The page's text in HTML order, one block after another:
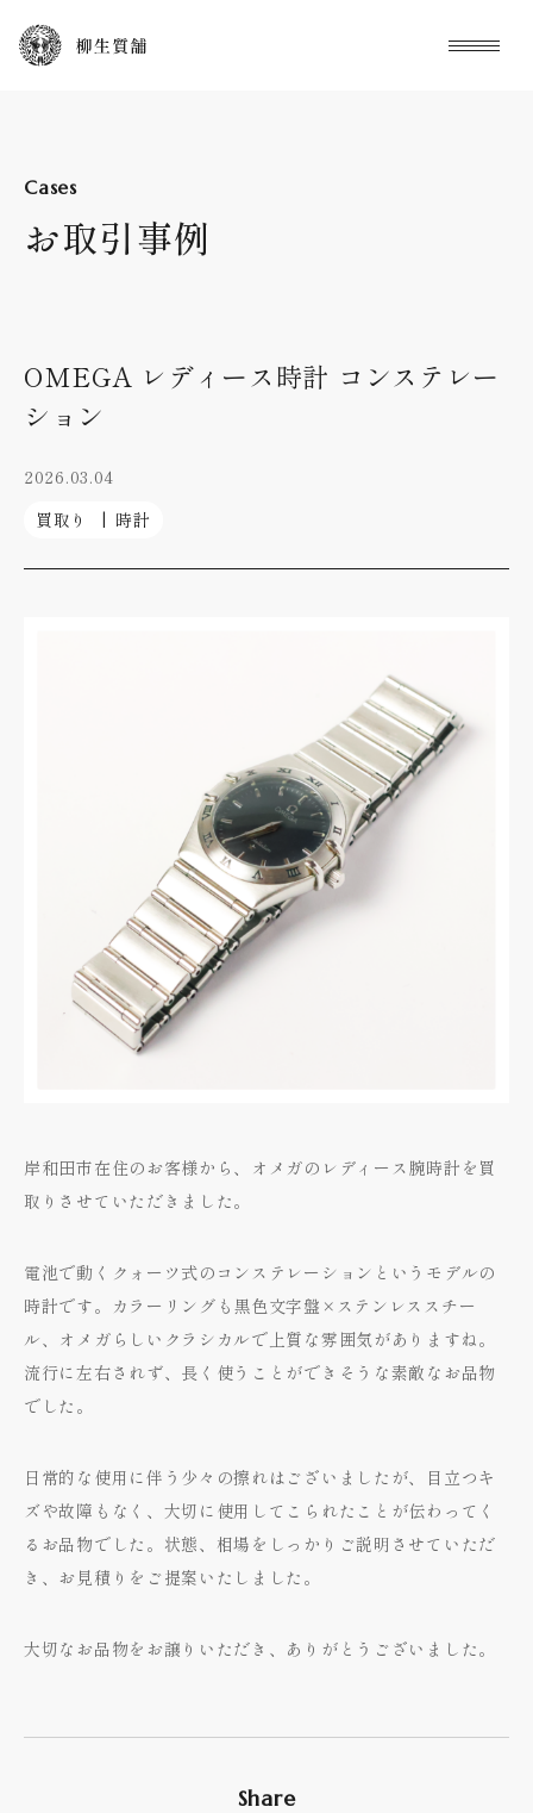
メニュ
お取引事例
Cases
OMEGA レディース時計 コンステレー
ション
2026.03.04
買取り
時計
岸和田市在住のお客様から、オメガのレディース腕時計を買
取りさせていただきました。
電池で動くクォーツ式のコンステレーションというモデルの
時計です。カラーリングも黒色文字盤×ステンレススチー
ル、オメガらしいクラシカルで上質な雰囲気がありますね。
流行に左右されず、長く使うことができそうな素敵なお品物
でした。
日常的な使用に伴う少々の擦れはございましたが、目立つキ
ズや故障もなく、大切に使用してこられたことが伝わってく
るお品物でした。状態、相場をしっかりご説明させていただ
き、お見積りをご提案いたしました。
大切なお品物をお譲りいただき、ありがとうございました。
Share